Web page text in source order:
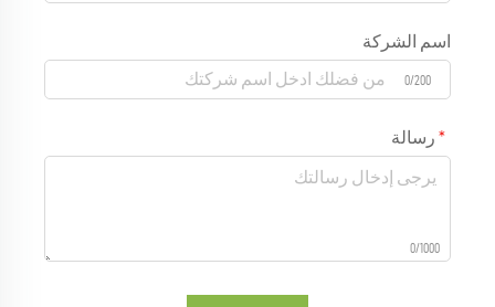
اسم الشركة
0/200
رسالة
0/1000